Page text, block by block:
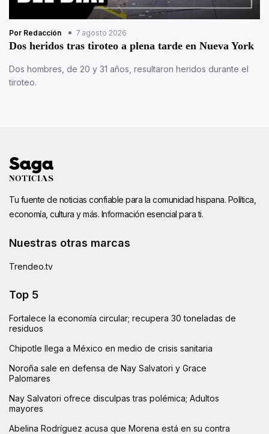
Por Redacción 7 agosto 2026
Dos heridos tras tiroteo a plena tarde en Nueva York
Dos hombres, de 20 y 31 años, resultaron heridos durante el
tiroteo.
Tu fuente de noticias confiable para la comunidad hispana. Política,
economía, cultura y más. Información esencial para ti.
Nuestras otras marcas
Trendeo.tv
Top 5
Fortalece la economía circular; recupera 30 toneladas de
residuos
Chipotle llega a México en medio de crisis sanitaria
Noroña sale en defensa de Nay Salvatori y Grace
Palomares
Nay Salvatori ofrece disculpas tras polémica; Adultos
mayores
Abelina Rodríguez acusa que Morena está en su contra